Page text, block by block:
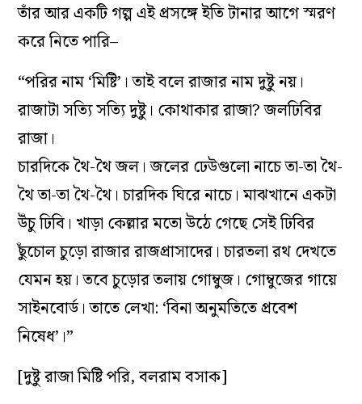
তাঁর আর একটি গল্প এই প্রসঙ্গে ইতি টানার আগে স্মরণ
করে নিতে পারি–
“পরির নাম ‘মিষ্টি’। তাই বলে রাজার নাম দুষ্টু নয়।
রাজাটা সত্যি সত্যি দুষ্টু। কোথাকার রাজা? জলঢিবির
রাজা।
চারদিকে থৈ-থৈ জল। জলের ঢেউগুলো নাচে তা-তা থৈ-
থৈ তা-তা থৈ-থৈ। চারদিক ঘিরে নাচে। মাঝখানে একটা
উঁচু ঢিবি। খাড়া কেল্লার মতো উঠে গেছে সেই ঢিবির
ছুঁচোল চুড়ো রাজার রাজপ্রাসাদের। চারতলা রথ দেখতে
যেমন হয়। তবে চুড়োর তলায় গোম্বুজ। গোম্বুজের গায়ে
সাইনবোর্ড। তাতে লেখা: ‘বিনা অনুমতিতে প্রবেশ
নিষেধ’।”
[দুষ্টু রাজা মিষ্টি পরি, বলরাম বসাক]